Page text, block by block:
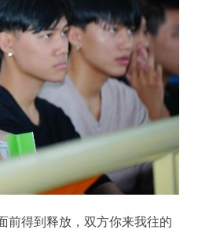
前得到释放，双方你来我往的